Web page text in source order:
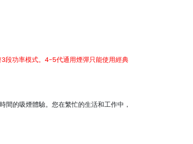
段功率模式。4-5代通用煙彈只能使用經典
的吸煙體驗。您在繁忙的生活和工作中，